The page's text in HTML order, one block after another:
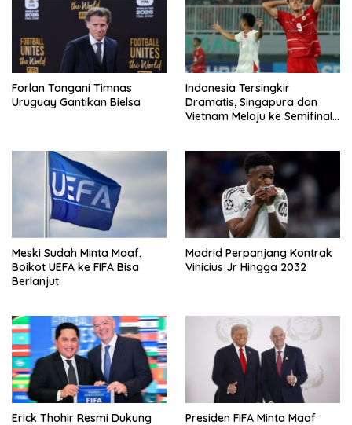
Forlan Tangani Timnas
Uruguay Gantikan Bielsa
Indonesia Tersingkir
Dramatis, Singapura dan
Vietnam Melaju ke Semifinal
Meski Sudah Minta Maaf,
Boikot UEFA ke FIFA Bisa
Berlanjut
Madrid Perpanjang Kontrak
Vinicius Jr Hingga 2032
Erick Thohir Resmi Dukung
Presiden FIFA Minta Maaf